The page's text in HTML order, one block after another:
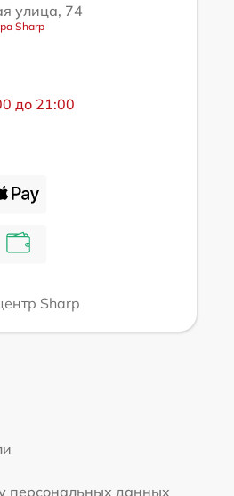
улица, 74
Sharp
до 21:00
Sharp
персональных данных